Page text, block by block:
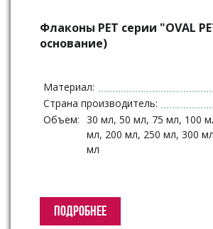
Флаконы PET серии "OVAL
основание)
Материал:
Страна производитель:
Объем: 30 мл, 50 мл, 75 мл, 100
мл, 200 мл, 250 мл, 300
мл
ПОДРОБНЕЕ